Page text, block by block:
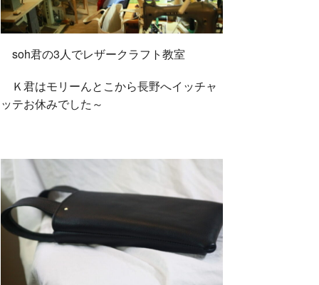
soh君の3人でレザークラフト教室
Ｋ君はモリーんとこから長野へイッチャ
ッテお休みでした～